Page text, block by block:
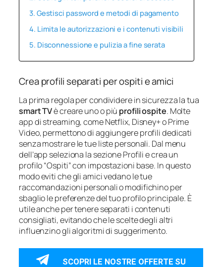
Gestisci password e metodi di pagamento
Limita le autorizzazioni e i contenuti visibili
Disconnessione e pulizia a fine serata
Crea profili separati per ospiti e amici
La prima regola per condividere in sicurezza la tua
smart TVè creare uno o più profili ospite. Molte
app di streaming, come Netflix, Disney+ o Prime
Video, permettono di aggiungere profili dedicati
senza mostrare le tue liste personali. Dal menu
dell’app seleziona la sezione Profili e crea un
profilo “Ospiti” con impostazioni base. In questo
modo eviti che gli amici vedano le tue
raccomandazioni personali o modifichino per
sbaglio le preferenze del tuo profilo principale. È
utile anche per tenere separati i contenuti
consigliati, evitando che le scelte degli altri
influenzino gli algoritmi di suggerimento.
SCOPRI LE NOSTRE OFFERTE SU